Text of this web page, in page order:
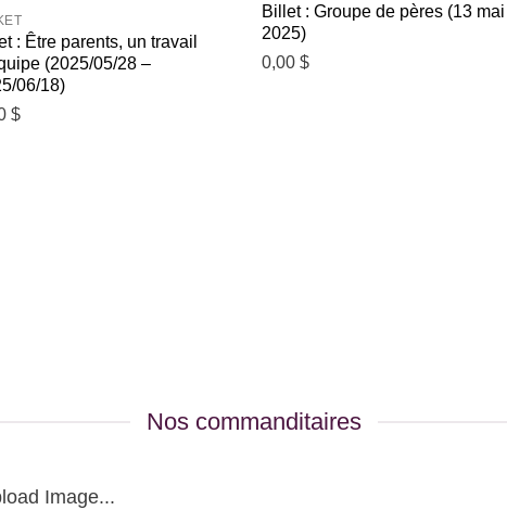
: Être parents, un travail
(2025/05/28 –
06/18)
$
wishlist
Billet : Groupe de pères (13 mai
2025)
0,00$
Nos commanditaires
Image...